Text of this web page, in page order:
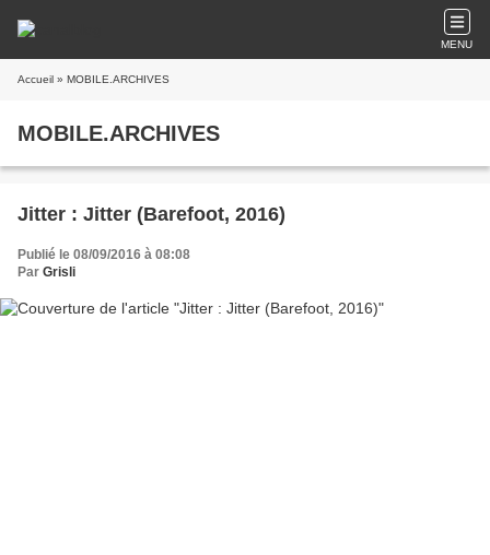
MENU
Accueil » MOBILE.ARCHIVES
MOBILE.ARCHIVES
Jitter : Jitter (Barefoot, 2016)
Publié le 08/09/2016 à 08:08
Par Grisli